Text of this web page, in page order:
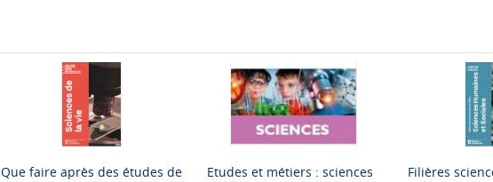
Que faire après des études de
Etudes et métiers : sciences
Filières